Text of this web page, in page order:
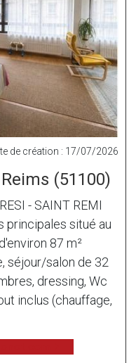
de création : 17/07/2026
(51100)
- SAINT REMI
principales situé au
87 m²
séjour/salon de 32
dressing, Wc
inclus (chauffage,